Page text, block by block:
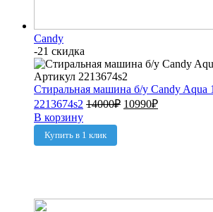
Candy
-21 скидка
Стиральная машина б/у Candy Aqua
2213674s2 14000₽ 10990₽
В корзину
Купить в 1 клик